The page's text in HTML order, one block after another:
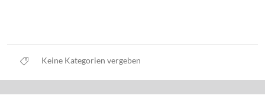
Keine Kategorien vergeben
Datenschutz